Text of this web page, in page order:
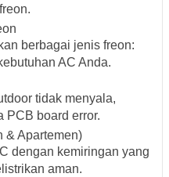
berbagai jenis freon:
AC Anda.
tidak menyala,
PCB board error.
& Apartemen)
dengan kemiringan yang
aman.